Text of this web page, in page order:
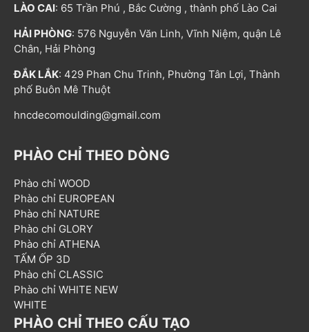
LÀO CAI: 65 Trần Phú , Bắc Cường , thành phố Lào Cai
HẢI PHÒNG: 576 Nguyễn Văn Linh, Vĩnh Niệm, quận Lê
Chân, Hải Phòng
ĐẮK LẮK: 429 Phan Chu Trinh, Phường Tân Lợi, Thành
phố Buôn Mê Thuột
hncdecomoulding@gmail.com
PHÀO CHỈ THEO DÒNG
Phào chỉ WOOD
Phào chỉ EUROPEAN
Phào chỉ NATURE
Phào chỉ GLORY
Phào chỉ ATHENA
TẤM ỐP 3D
Phào chỉ CLASSIC
Phào chỉ WHITE NEW
WHITE
PHÀO CHỈ THEO CẤU TẠO